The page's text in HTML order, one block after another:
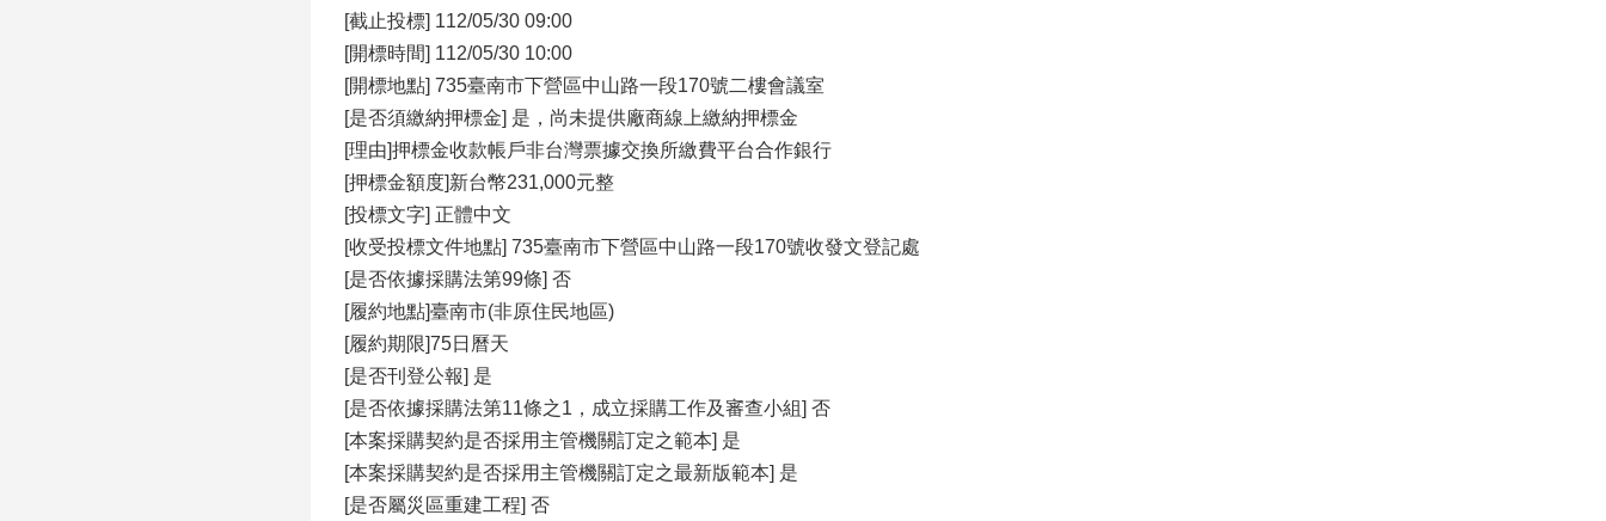
[截止投標] 112/05/30 09:00
[開標時間] 112/05/30 10:00
[開標地點] 735臺南市下營區中山路一段170號二樓會議室
[是否須繳納押標金] 是，尚未提供廠商線上繳納押標金
[理由]押標金收款帳戶非台灣票據交換所繳費平台合作銀行
[押標金額度]新台幣231,000元整
[投標文字] 正體中文
[收受投標文件地點] 735臺南市下營區中山路一段170號收發文登記處
[是否依據採購法第99條] 否
[履約地點]臺南市(非原住民地區)
[履約期限]75日曆天
[是否刊登公報] 是
[是否依據採購法第11條之1，成立採購工作及審查小組] 否
[本案採購契約是否採用主管機關訂定之範本] 是
[本案採購契約是否採用主管機關訂定之最新版範本] 是
[是否屬災區重建工程] 否